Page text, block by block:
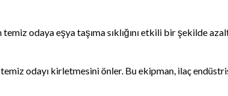
temiz odaya eşya taşıma sıklığını etkili bir şekilde
temiz odayı kirletmesini önler. Bu ekipman, ilaç